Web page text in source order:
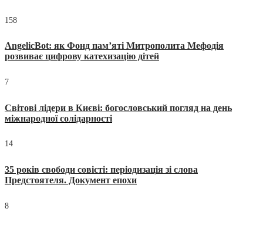
158
AngelicBot: як Фонд пам’яті Митрополита Мефодія
розвиває цифрову катехизацію дітей
7
Світові лідери в Києві: богословський погляд на день
міжнародної солідарності
14
35 років свободи совісті: періодизація зі слова
Предстоятеля. Документ епохи
8